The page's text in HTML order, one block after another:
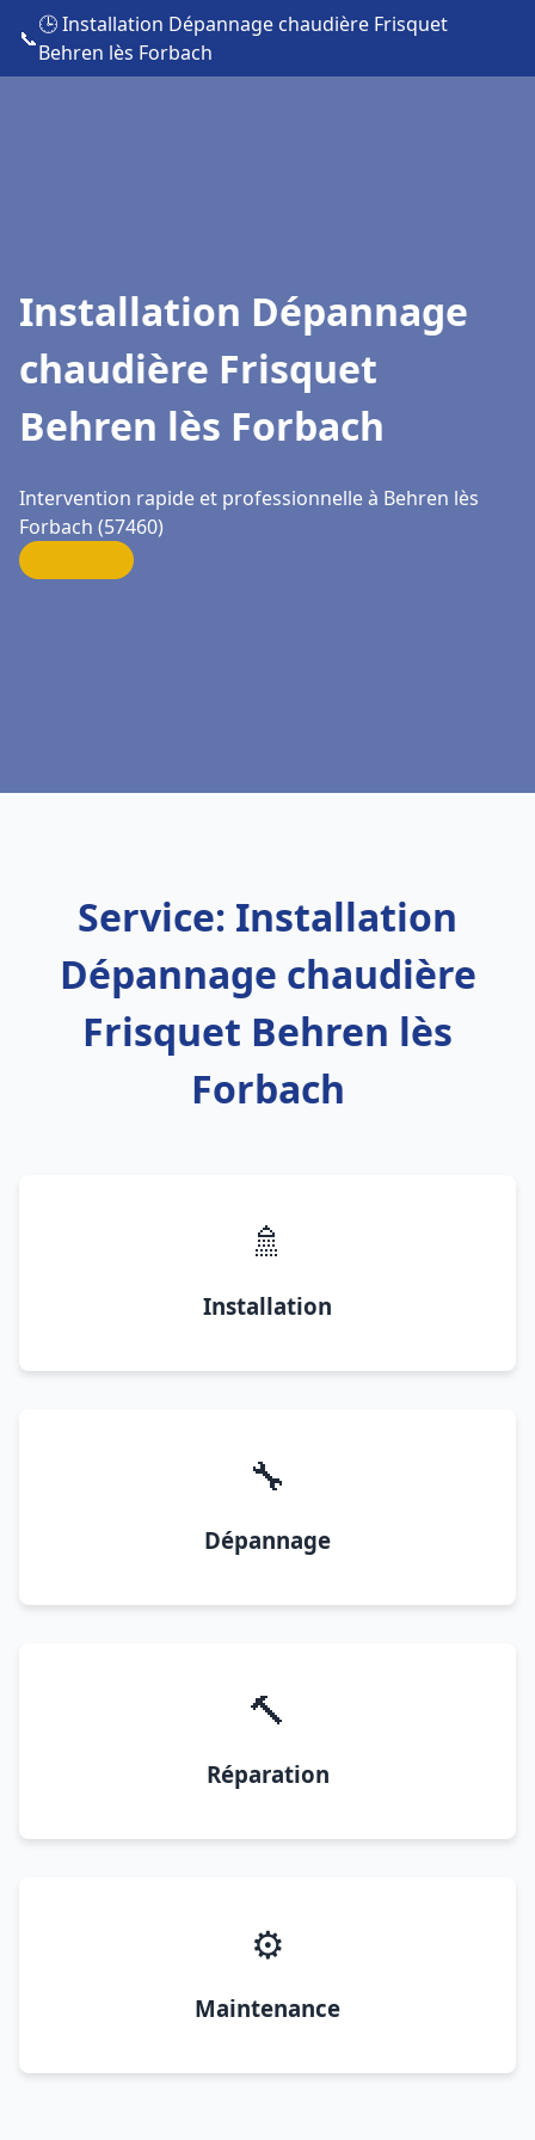
📞
🕒 Installation Dépannage chaudière Frisquet
Behren lès Forbach
Installation Dépannage
chaudière Frisquet
Behren lès Forbach
Intervention rapide et professionnelle à Behren lès
Forbach (57460)
Service: Installation
Dépannage chaudière
Frisquet Behren lès
Forbach
🚿
Installation
🔧
Dépannage
🔨
Réparation
⚙️
Maintenance